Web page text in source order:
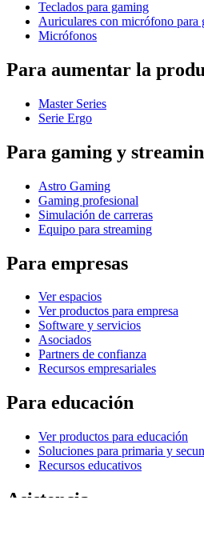
Teclados para gaming
Auriculares con micrófono para
Micrófonos
Para aumentar la
Master Series
Serie Ergo
Para gaming y
Astro Gaming
Gaming profesional
Simulación de carreras
Equipo para streaming
Para empresas
Ver espacios
Ver productos para empresa
Software y servicios
Asociados
Partners de confianza
Recursos empresariales
Para educación
Ver productos para educación
Soluciones para primaria y
Recursos educativos
Asistencia